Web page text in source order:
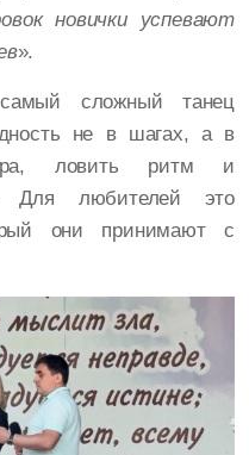
новички успевают
».
сложный танец
не в шагах, а в
ловить ритм и
Для любителей это
они принимают с